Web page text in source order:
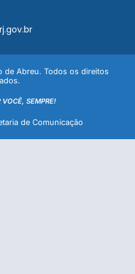
de Abreu. Todos os direitos
VOCÊ, SEMPRE!
de Comunicação